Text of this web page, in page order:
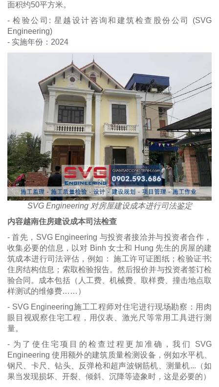
面积约50平方米。
- 检验公司: 星越设计咨询和建筑检查股份公司 (SVG
Engineering)
- 实施年份：2024
SVG Engineering 对房屋建设成本进行司法鉴定
内容越南住房建设成本司法检查
- 首先，SVG Engineering 与投资者接洽并与投资者合作，
收集必要的信息，以对 Binh 女士和 Hung 先生的房屋的建
筑成本进行司法评估，例如： 施工许可证图纸；检验证书;
住房结构信息；索取检验报告。然后报价并与投资者签订检
验合同。成本包括（人工费、机械费、取样费、撞击地点取
样测试的维修费……）
- SVG Engineering施工工程师对住宅进行现场勘察：用肉
眼目视观察住宅工程，用仪表、激光尺等常用工具进行测
量。
- 为了使住宅项目的检查过程更加准确，我们 SVG
Engineering 使用额外的建筑质量检测设备，例如水平机、
钢尺、卡尺、钻头、反弹枪和超声波钢筋机、测量机...（如
果当发现损坏、开裂、倾斜、沉降等迹象时，这是必要的）